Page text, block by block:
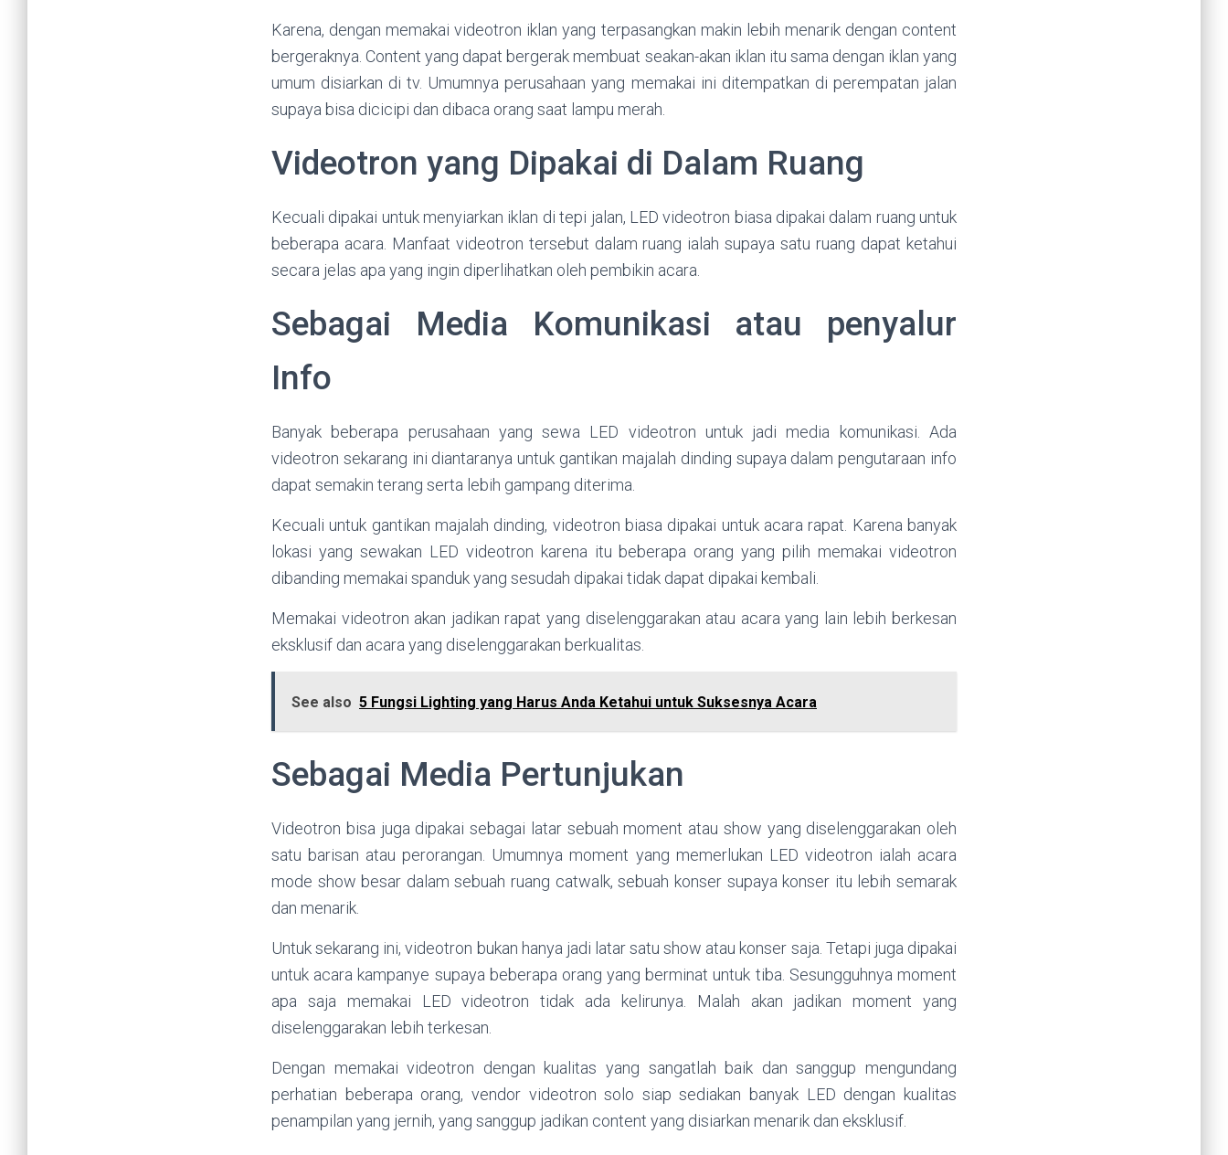
Karena, dengan memakai videotron iklan yang terpasangkan makin lebih menarik dengan content
bergeraknya. Content yang dapat bergerak membuat seakan-akan iklan itu sama dengan iklan yang
umum disiarkan di tv. Umumnya perusahaan yang memakai ini ditempatkan di perempatan jalan
supaya bisa dicicipi dan dibaca orang saat lampu merah.
Videotron yang Dipakai di Dalam Ruang
Kecuali dipakai untuk menyiarkan iklan di tepi jalan, LED videotron biasa dipakai dalam ruang untuk
beberapa acara. Manfaat videotron tersebut dalam ruang ialah supaya satu ruang dapat ketahui
secara jelas apa yang ingin diperlihatkan oleh pembikin acara.
Sebagai Media Komunikasi atau penyalur
Info
Banyak beberapa perusahaan yang sewa LED videotron untuk jadi media komunikasi. Ada
videotron sekarang ini diantaranya untuk gantikan majalah dinding supaya dalam pengutaraan info
dapat semakin terang serta lebih gampang diterima.
Kecuali untuk gantikan majalah dinding, videotron biasa dipakai untuk acara rapat. Karena banyak
lokasi yang sewakan LED videotron karena itu beberapa orang yang pilih memakai videotron
dibanding memakai spanduk yang sesudah dipakai tidak dapat dipakai kembali.
Memakai videotron akan jadikan rapat yang diselenggarakan atau acara yang lain lebih berkesan
eksklusif dan acara yang diselenggarakan berkualitas.
See also 5 Fungsi Lighting yang Harus Anda Ketahui untuk Suksesnya Acara
Sebagai Media Pertunjukan
Videotron bisa juga dipakai sebagai latar sebuah moment atau show yang diselenggarakan oleh
satu barisan atau perorangan. Umumnya moment yang memerlukan LED videotron ialah acara
mode show besar dalam sebuah ruang catwalk, sebuah konser supaya konser itu lebih semarak
dan menarik.
Untuk sekarang ini, videotron bukan hanya jadi latar satu show atau konser saja. Tetapi juga dipakai
untuk acara kampanye supaya beberapa orang yang berminat untuk tiba. Sesungguhnya moment
apa saja memakai LED videotron tidak ada kelirunya. Malah akan jadikan moment yang
diselenggarakan lebih terkesan.
Dengan memakai videotron dengan kualitas yang sangatlah baik dan sanggup mengundang
perhatian beberapa orang, vendor videotron solo siap sediakan banyak LED dengan kualitas
penampilan yang jernih, yang sanggup jadikan content yang disiarkan menarik dan eksklusif.